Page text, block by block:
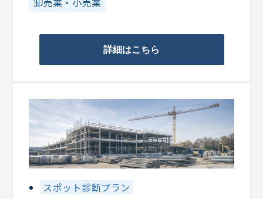
詳細はこちら
スポット診断プラン